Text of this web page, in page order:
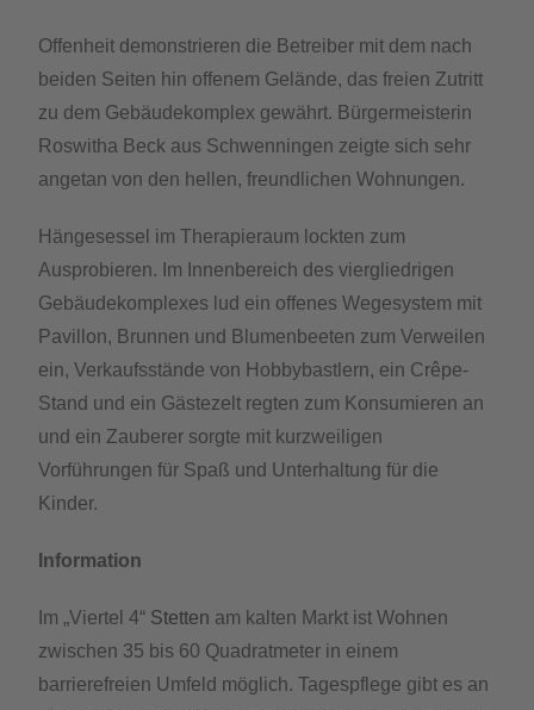
Offenheit demonstrieren die Betreiber mit dem nach
beiden Seiten hin offenem Gelände, das freien Zutritt
zu dem Gebäudekomplex gewährt. Bürgermeisterin
Roswitha Beck aus Schwenningen zeigte sich sehr
angetan von den hellen, freundlichen Wohnungen.
Hängesessel im Therapieraum lockten zum
Ausprobieren. Im Innenbereich des viergliedrigen
Gebäudekomplexes lud ein offenes Wegesystem mit
Pavillon, Brunnen und Blumenbeeten zum Verweilen
ein, Verkaufsstände von Hobbybastlern, ein Crêpe-
Stand und ein Gästezelt regten zum Konsumieren an
und ein Zauberer sorgte mit kurzweiligen
Vorführungen für Spaß und Unterhaltung für die
Kinder.
Information
Im „Viertel 4“ Stetten am kalten Markt ist Wohnen
zwischen 35 bis 60 Quadratmeter in einem
barrierefreien Umfeld möglich. Tagespflege gibt es an